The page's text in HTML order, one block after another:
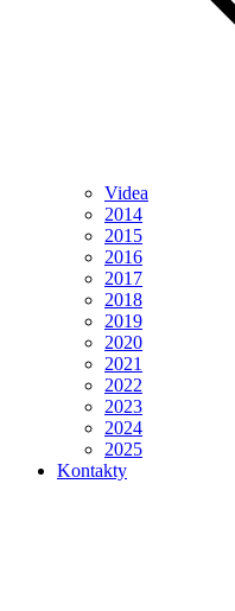
Videa
2014
2015
2016
2017
2018
2019
2020
2021
2022
2023
2024
2025
Kontakty